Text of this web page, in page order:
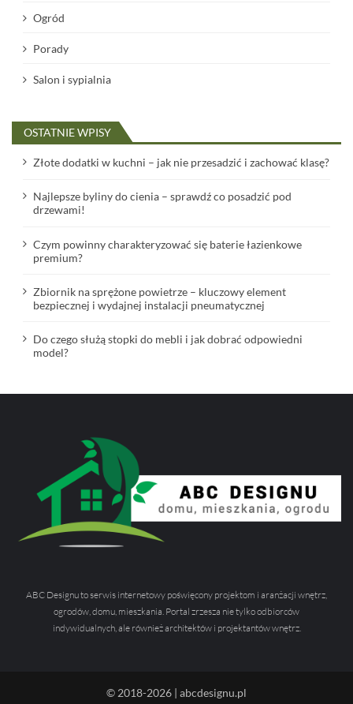
Ogród
Porady
Salon i sypialnia
OSTATNIE WPISY
Złote dodatki w kuchni – jak nie przesadzić i zachować klasę?
Najlepsze byliny do cienia – sprawdź co posadzić pod
drzewami!
Czym powinny charakteryzować się baterie łazienkowe
premium?
Zbiornik na sprężone powietrze – kluczowy element
bezpiecznej i wydajnej instalacji pneumatycznej
Do czego służą stopki do mebli i jak dobrać odpowiedni
model?
ABC Designu to serwis internetowy poświęcony projektom i aranżacji wnętrz,
ogrodów, domu, mieszkania. Portal zrzesza nie tylko odbiorców
indywidualnych, ale również architektów i projektantów wnętrz.
© 2018-2026 | abcdesignu.pl